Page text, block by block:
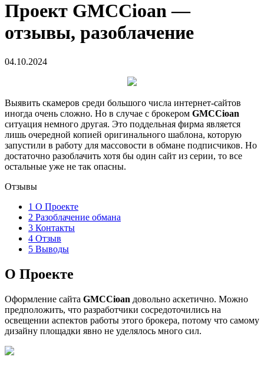
Проект GMCCioan —
отзывы, разоблачение
04.10.2024
Выявить скамеров среди большого числа интернет-сайтов
иногда очень сложно. Но в случае с брокером GMCCioan
ситуация немного другая. Это поддельная фирма является
лишь очередной копией оригинального шаблона, которую
запустили в работу для массовости в обмане подписчиков. Но
достаточно разоблачить хотя бы один сайт из серии, то все
остальные уже не так опасны.
Отзывы
1 О Проекте
2 Разоблачение обмана
3 Контакты
4 Отзыв
5 Выводы
О Проекте
Оформление сайта GMCCioan довольно аскетично. Можно
предположить, что разработчики сосредоточились на
освещении аспектов работы этого брокера, потому что самому
дизайну площадки явно не уделялось много сил.